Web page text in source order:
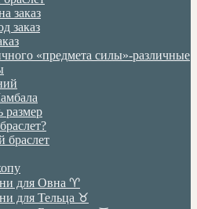
заказ
заказ
«предмета силы»-различные
размер
браслет
для Овна ♈️
для Тельца ♉️